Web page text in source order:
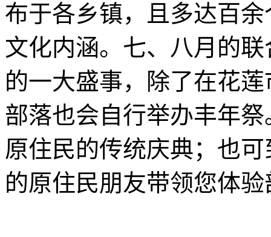
布于各乡镇，且多达百
文化内涵。七、八月的
的一大盛事，除了在花
部落也会自行举办丰年
原住民的传统庆典；也
的原住民朋友带领您体